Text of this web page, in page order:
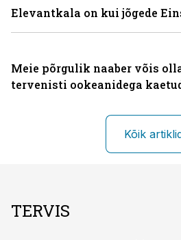
Elevantkala on kui jõgede
Meie põrgulik naaber võis
tervenisti ookeanidega
Kõik
TERVIS